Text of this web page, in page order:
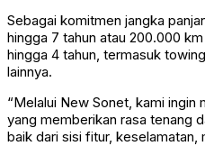
Sebagai komitmen jangka
hingga 7 tahun atau 200.000
hingga 4 tahun, termasuk
lainnya.
“Melalui New Sonet, kami
yang memberikan rasa tenang
baik dari sisi fitur, keselamatan,